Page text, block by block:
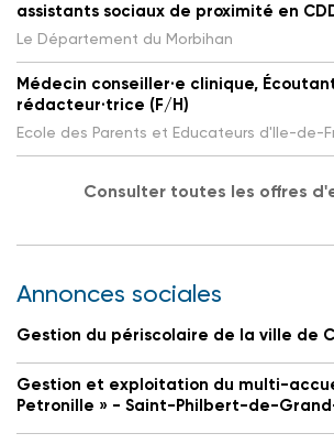
assistants sociaux de proximité en
Le Département du Morbihan
Médecin conseiller·e clinique,
rédacteur·trice (F/H)
Ecole des Parents et Educateurs d'Ile-de-
Consulter toutes les offres
Annonces sociales
Gestion du périscolaire de la ville de
Gestion et exploitation du multi-
Petronille » - Saint-Philbert-de-